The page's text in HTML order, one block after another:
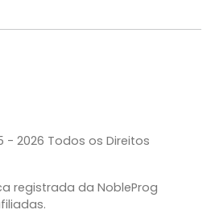
- 2026 Todos os Direitos
registrada da NobleProg